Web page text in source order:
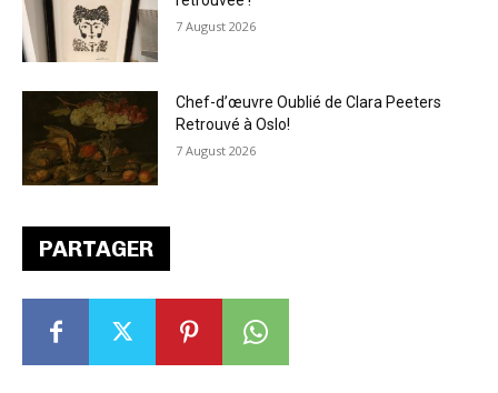
PARTAGER
7 August 2026
Chef-d’œuvre Oublié de Clara Peeters
Retrouvé à Oslo!
7 August 2026